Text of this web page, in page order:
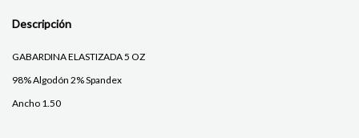
Descripción
GABARDINA ELASTIZADA 5 OZ
98% Algodón 2% Spandex
Ancho 1.50